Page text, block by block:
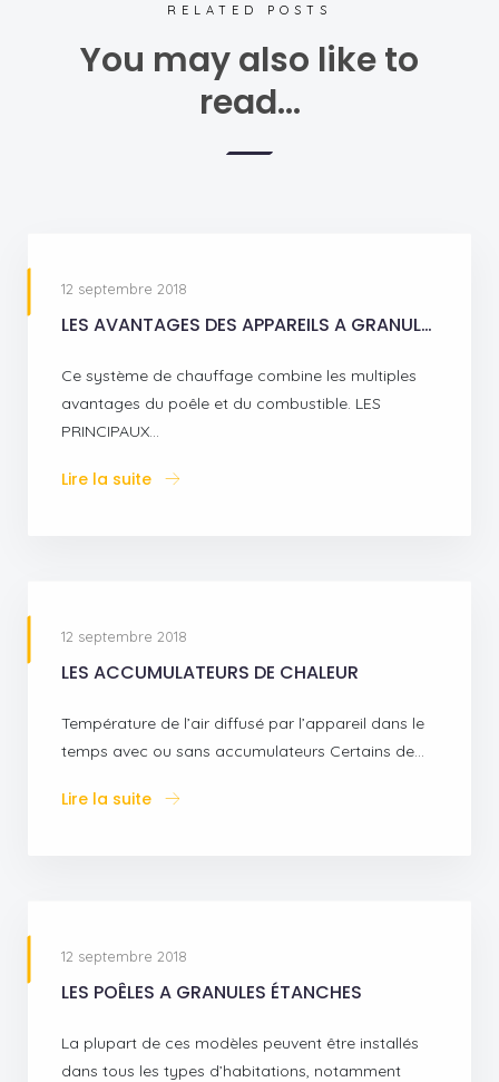
RELATED POSTS
You may also like to
read...
12 septembre 2018
LES AVANTAGES DES APPAREILS A GRANULES
Ce système de chauffage combine les multiples
avantages du poêle et du combustible. LES
PRINCIPAUX…
Lire la suite
12 septembre 2018
LES ACCUMULATEURS DE CHALEUR
Température de l’air diffusé par l’appareil dans le
temps avec ou sans accumulateurs Certains de…
Lire la suite
12 septembre 2018
LES POÊLES A GRANULES ÉTANCHES
La plupart de ces modèles peuvent être installés
dans tous les types d’habitations, notamment